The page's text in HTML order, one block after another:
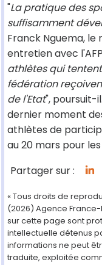
"La pratique des
suffisamment
Franck Nguema, le
entretien avec
athlètes qui
fédération
de l'Etat", poursuit-
dernier moment
athlètes de
au 20 mars pour
Partager sur :
« Tous droits de
(2026) Agence
sur cette page sont
intellectuelle détenus
informations ne peut
traduite, exploitée